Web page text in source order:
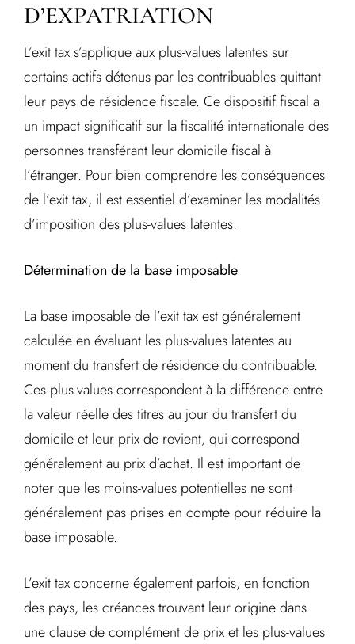
D’EXPATRIATION
L’exit tax s’applique aux plus-values latentes sur
certains actifs détenus par les contribuables quittant
leur pays de résidence fiscale. Ce dispositif fiscal a
un impact significatif sur la fiscalité internationale des
personnes transférant leur domicile fiscal à
l’étranger. Pour bien comprendre les conséquences
de l’exit tax, il est essentiel d’examiner les modalités
d’imposition des plus-values latentes.
Détermination de la base imposable
La base imposable de l’exit tax est généralement
calculée en évaluant les plus-values latentes au
moment du transfert de résidence du contribuable.
Ces plus-values correspondent à la différence entre
la valeur réelle des titres au jour du transfert du
domicile et leur prix de revient, qui correspond
généralement au prix d’achat. Il est important de
noter que les moins-values potentielles ne sont
généralement pas prises en compte pour réduire la
base imposable.
L’exit tax concerne également parfois, en fonction
des pays, les créances trouvant leur origine dans
une clause de complément de prix et les plus-values